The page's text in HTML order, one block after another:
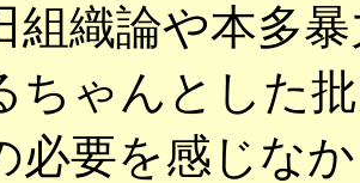
組織論や本多
ちゃんとした
必要を感じな